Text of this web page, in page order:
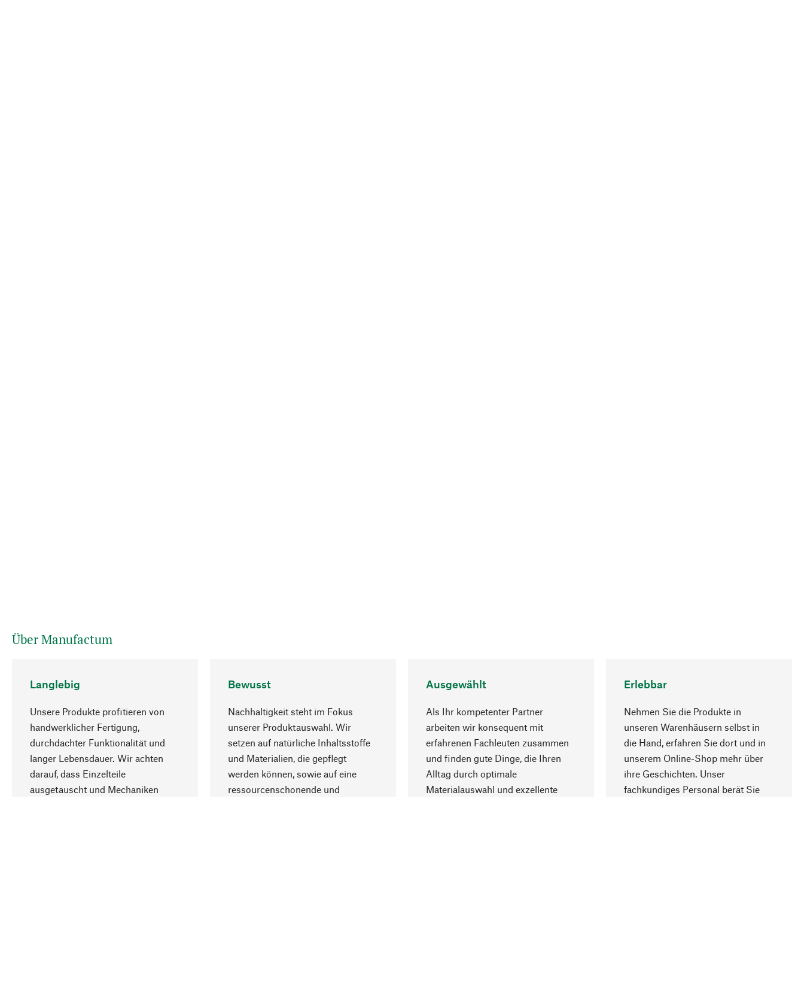
Über Manufactum
Langlebig
Unsere Produkte profitieren von
handwerklicher Fertigung,
durchdachter Funktionalität und
langer Lebensdauer. Wir achten
darauf, dass Einzelteile
ausgetauscht und Mechaniken
Bewusst
Nachhaltigkeit steht im Fokus
unserer Produktauswahl. Wir
setzen auf natürliche Inhaltsstoffe
und Materialien, die gepflegt
werden können, sowie auf eine
ressourcenschonende und
Ausgewählt
Als Ihr kompetenter Partner
arbeiten wir konsequent mit
erfahrenen Fachleuten zusammen
und finden gute Dinge, die Ihren
Alltag durch optimale
Materialauswahl und exzellente
Erlebbar
Nehmen Sie die Produkte in
unseren Warenhäusern selbst in
die Hand, erfahren Sie dort und in
unserem Online-Shop mehr über
ihre Geschichten. Unser
fachkundiges Personal berät Sie